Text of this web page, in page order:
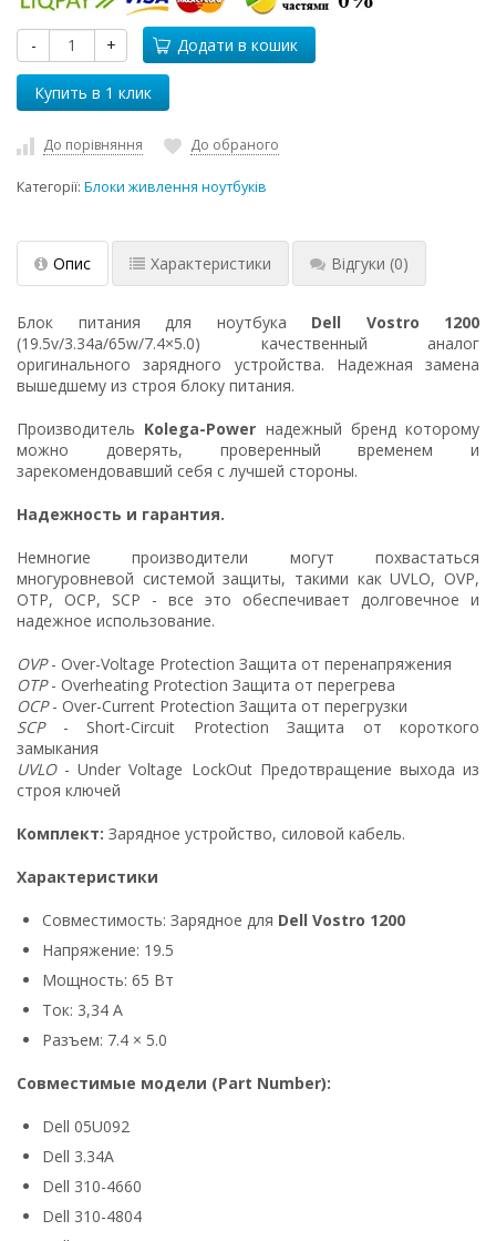
- + Додати в кошик
До порівняння До обраного
Категорії: Блоки живлення ноутбуків
Опис Характеристики Відгуки (0)
Блок питания для ноутбука Dell Vostro 1200
(19.5v/3.34a/65w/7.4×5.0) качественный аналог
оригинального зарядного устройства. Надежная замена
вышедшему из строя блоку питания.
Производитель Kolega-Power надежный бренд которому
можно доверять, проверенный временем и
зарекомендовавший себя с лучшей стороны.
Надежность и гарантия.
Немногие производители могут похвастаться
многуровневой системой защиты, такими как UVLO, OVP,
OTP, OCP, SCP - все это обеспечивает долговечное и
надежное использование.
OVP- Over-Voltage Protection Защита от перенапряжения
OTP- Overheating Protection Защита от перегрева
OCP- Over-Current Protection Защита от перегрузки
SCP- Short-Circuit Protection Защита от короткого
замыкания
UVLO- Under Voltage LockOut Предотвращение выхода из
строя ключей
Комплект: Зарядное устройство, силовой кабель.
Характеристики
Совместимость: Зарядное для Dell Vostro 1200
Напряжение: 19.5
Мощность: 65 Вт
Ток: 3,34 А
Разъем: 7.4 × 5.0
Совместимые модели (Part Number):
Dell 05U092
Dell 3.34A
Dell 310-4660
Dell 310-4804